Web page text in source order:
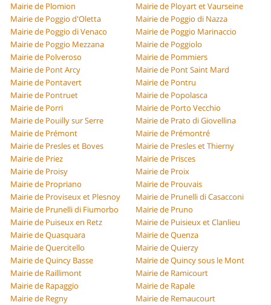
Mairie de Plomion
Mairie de Ployart et Vaurseine
Mairie de Poggio d'Oletta
Mairie de Poggio di Nazza
Mairie de Poggio di Venaco
Mairie de Poggio Marinaccio
Mairie de Poggio Mezzana
Mairie de Poggiolo
Mairie de Polveroso
Mairie de Pommiers
Mairie de Pont Arcy
Mairie de Pont Saint Mard
Mairie de Pontavert
Mairie de Pontru
Mairie de Pontruet
Mairie de Popolasca
Mairie de Porri
Mairie de Porto Vecchio
Mairie de Pouilly sur Serre
Mairie de Prato di Giovellina
Mairie de Prémont
Mairie de Prémontré
Mairie de Presles et Boves
Mairie de Presles et Thierny
Mairie de Priez
Mairie de Prisces
Mairie de Proisy
Mairie de Proix
Mairie de Propriano
Mairie de Prouvais
Mairie de Proviseux et Plesnoy
Mairie de Prunelli di Casacconi
Mairie de Prunelli di Fiumorbo
Mairie de Pruno
Mairie de Puiseux en Retz
Mairie de Puisieux et Clanlieu
Mairie de Quasquara
Mairie de Quenza
Mairie de Quercitello
Mairie de Quierzy
Mairie de Quincy Basse
Mairie de Quincy sous le Mont
Mairie de Raillimont
Mairie de Ramicourt
Mairie de Rapaggio
Mairie de Rapale
Mairie de Regny
Mairie de Remaucourt